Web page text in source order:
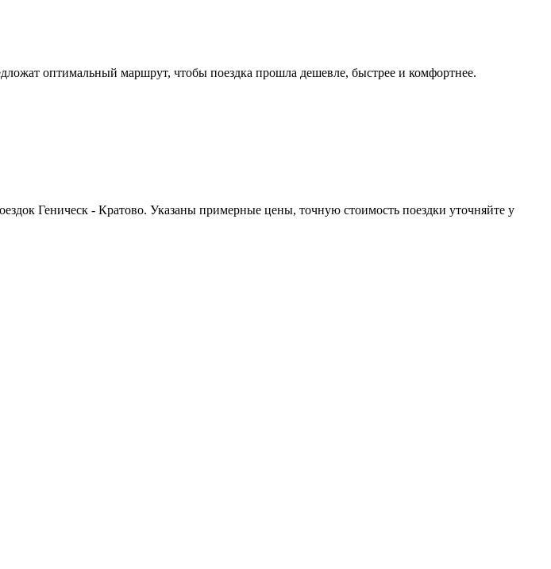
оптимальный маршрут, чтобы поездка прошла дешевле, быстрее и комфортнее.
Геническ - Кратово. Указаны примерные цены, точную стоимость поездки уточняйте у